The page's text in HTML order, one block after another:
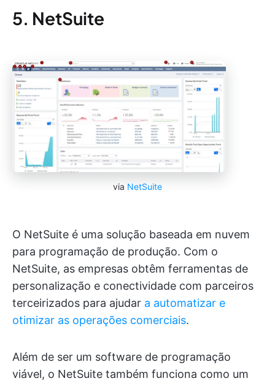
5. NetSuite
via NetSuite
O NetSuite é uma solução baseada em nuvem
para programação de produção. Com o
NetSuite, as empresas obtêm ferramentas de
personalização e conectividade com parceiros
terceirizados para ajudar a automatizar e
otimizar as operações comerciais.
Além de ser um software de programação
viável, o NetSuite também funciona como um